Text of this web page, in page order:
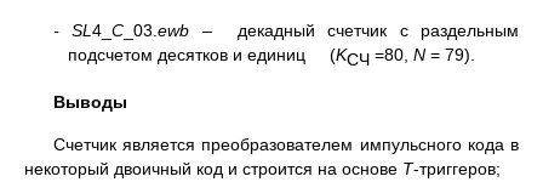
-SL4_C _03.ewb – декадный счетчик с раздельным
подсчетом десятков и единиц (KСЧ =80, N = 79).
Выводы
Счетчик является преобразователем импульсного кода в
некоторый двоичный код и строится на основе Т-триггеров;